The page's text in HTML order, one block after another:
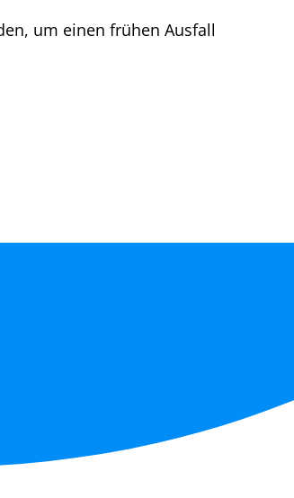
um einen frühen Ausfall